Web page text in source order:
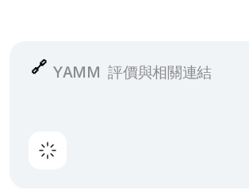
🔗 YAMM 評價與相關連結